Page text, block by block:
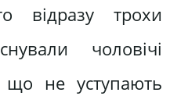
відразу трохи
чоловічі
що не уступають